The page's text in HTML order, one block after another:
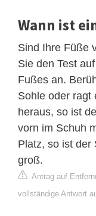
Wann ist
Sind Ihre Füße
Sie den Test
Fußes an.
Sohle oder ragt
heraus, so ist
vorn im Schuh
Platz, so ist der
groß.
Antrag auf
vollständige Antwort